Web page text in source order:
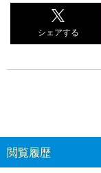
シェアする
閲覧履歴